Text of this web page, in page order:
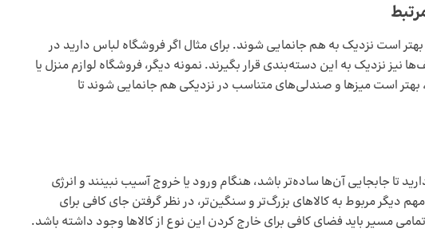
است نزدیک به هم جانمایی شوند. برای مثال اگر فروشگاه لباس دارید در
نیز نزدیک به این دسته‌بندی قرار بگیرند. نمونه دیگر، فروشگاه لوازم منزل یا
بهتر است میزها و صندلی‌های متناسب در نزدیکی هم جانمایی شوند تا
تا جابجایی آن‌ها ساده‌تر باشد، هنگام ورود یا خروج آسیب نبینند و انرژی
دیگر مربوط به کالاهای بزرگ‌تر و سنگین‌تر، در نظر گرفتن جای کافی برای
مسیر باید فضای کافی برای خارج کردن این نوع از کالاها وجود داشته باشد.